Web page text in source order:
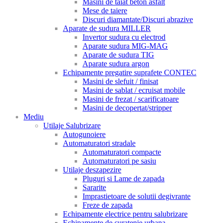
Masini de taiat beton asfalt
Mese de taiere
Discuri diamantate/Discuri abrazive
Aparate de sudura MILLER
Invertor sudura cu electrod
Aparate sudura MIG-MAG
Aparate de sudura TIG
Aparate sudura argon
Echipamente pregatire suprafete CONTEC
Masini de slefuit / finisat
Masini de sablat / ecruisat mobile
Masini de frezat / scarificatoare
Masini de decopertat/stripper
Mediu
Utilaje Salubrizare
Autogunoiere
Automaturatori stradale
Automaturatori compacte
Automaturatori pe sasiu
Utilaje deszapezire
Pluguri si Lame de zapada
Sararite
Imprastietoare de solutii degivrante
Freze de zapada
Echipamente electrice pentru salubrizare